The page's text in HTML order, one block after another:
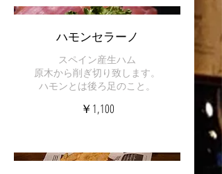
ハモンセラーノ
スペイン産生ハム
原木から削ぎ切り致します。
ハモンとは後ろ足のこと。
￥1,100